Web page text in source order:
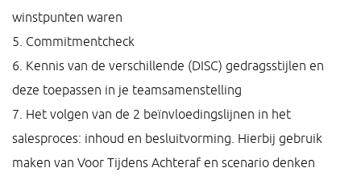
winstpunten waren
5. Commitmentcheck
6. Kennis van de verschillende (DISC) gedragsstijlen en
deze toepassen in je teamsamenstelling
7. Het volgen van de 2 beïnvloedingslijnen in het
salesproces: inhoud en besluitvorming. Hierbij gebruik
maken van Voor Tijdens Achteraf en scenario denken